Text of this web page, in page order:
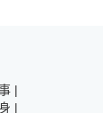
|
|